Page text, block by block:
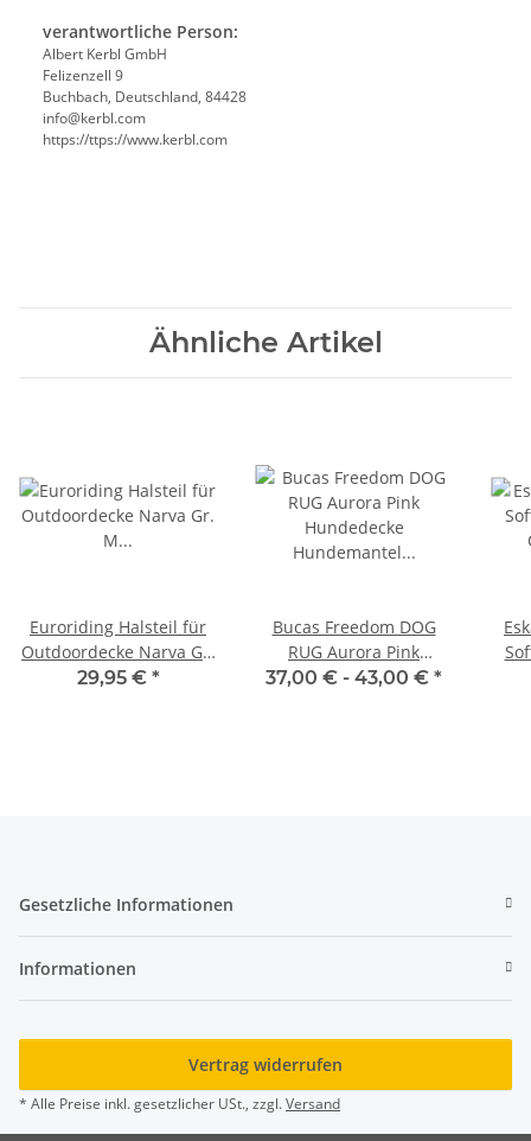
verantwortliche Person:
Albert Kerbl GmbH
Felizenzell 9
Buchbach, Deutschland, 84428
info@kerbl.com
https://ttps://www.kerbl.com
Ähnliche Artikel
Euroriding Halsteil für
Outdoordecke Narva Gr.
M schwarz rot 1200D
29,95 € *
Bucas Freedom DOG
RUG Aurora Pink
Hundedecke
37,00 € - 43,00 € *
Gesetzliche Informationen
Informationen
Vertrag widerrufen
* Alle Preise inkl. gesetzlicher USt., zzgl.Versand